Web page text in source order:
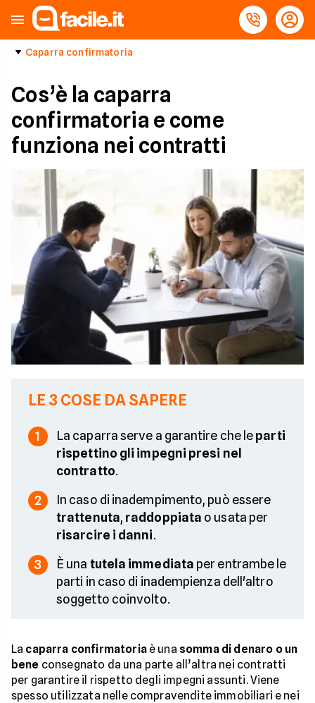
Caparra confirmatoria
Cos’è la caparra
confirmatoria e come
funziona nei contratti
LE 3 COSE DA SAPERE
1 La caparra serve a garantire che leparti
rispettino gli impegni presi nel
contratto.
2
In caso di inadempimento, può essere
trattenuta, raddoppiata o usata per
risarcire i danni.
3 È una tutela immediata per entrambe le
parti in caso di inadempienza dell'altro
soggetto coinvolto.
La caparra confirmatoriaè una somma di denaro o un
bene consegnato da una parte all’altra nei contratti
per garantire il rispetto degli impegni assunti. Viene
spesso utilizzata nelle compravendite immobiliari e nei